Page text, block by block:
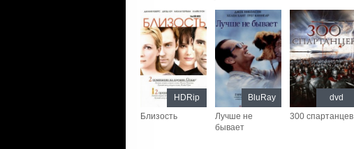
Близость
HDRip
Лучше не
бывает
BluRay
300 спартанцев
dvd